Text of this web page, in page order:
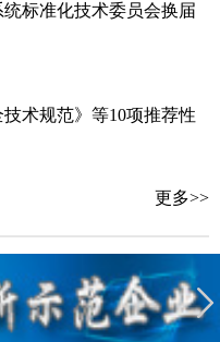
更多>>
标准化技术委员会换届
术规范》等10项推荐性